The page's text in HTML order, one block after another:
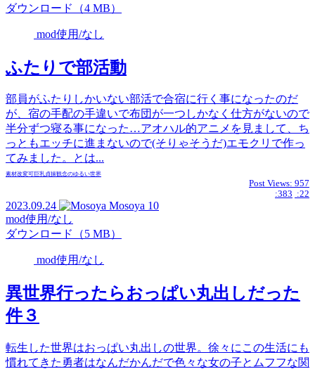
ダウンロード（4 MB）
mod使用/なし
ふたりで部活動
部員がふたりしかいない部活で合宿に行く事になったのだ
が、宿の手配の手違いで布団が一つしかなく仕方がないので
半分ずつ寝る事になった…アオハル的アニメを見まして、ち
っともエッチに進まないので(そりゃそうだ)エモクリで作っ
てみました。とは...
素材改変可巨乳貞操観念のゆるい世界
Post Views: 957
:383 :22
2023.09.24 Mosoya 10
mod使用/なし
ダウンロード（5 MB）
mod使用/なし
異世界行ったらおっぱい丸出しだった
件３
転生した世界はおっぱい丸出しの世界。徐々にこの生活にも
慣れてきた勇者はなんだかんだで色々な女の子とムフフな関